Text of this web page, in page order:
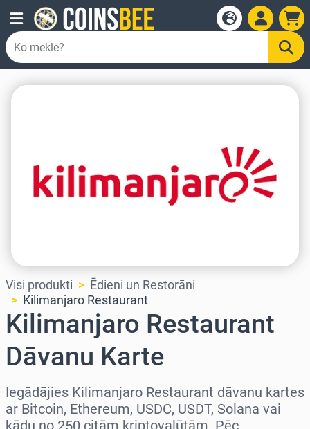
Visi produkti
Ēdieni un Restorāni
Kilimanjaro Restaurant
Kilimanjaro Restaurant
Dāvanu Karte
Iegādājies Kilimanjaro Restaurant dāvanu kartes
ar Bitcoin, Ethereum, USDC, USDT, Solana vai